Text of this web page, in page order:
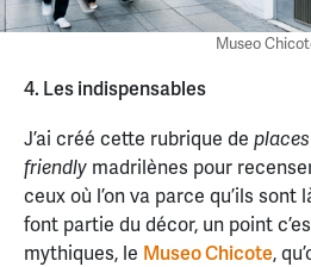
Museo
4. Les indispensables
J’ai créé cette rubrique de
friendly madrilènes pour
ceux où l’on va parce qu’ils
font partie du décor, un point
mythiques, le Museo Chicote,